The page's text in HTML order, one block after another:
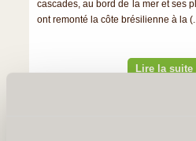
cascades, au bord de la mer et ses
ont remonté la côte brésilienne à la
Lire la suite